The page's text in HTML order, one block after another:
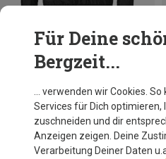
Herren Style Cannobio Jacke
L XL XXL 3XL
Für Deine
Bergzeit...
… verwenden wir Cookies.
Services für Dich optimieren,
zuschneiden und dir
Anzeigen zeigen. Deine
Verarbeitung Deiner Daten